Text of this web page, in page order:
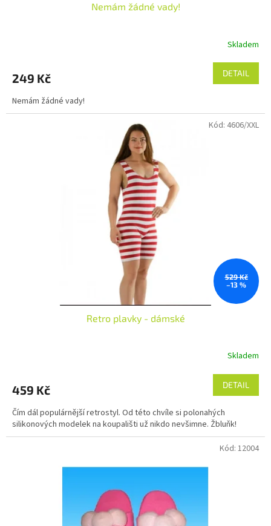
Nemám žádné vady!
Skladem
249 Kč DETAIL
Nemám žádné vady!
529 Kč
–13 %
Retro plavky - dámské
Skladem
459 Kč DETAIL
Čím dál populárnější retrostyl. Od této chvíle si polonahých
silikonových modelek na koupališti už nikdo nevšimne. Žbluňk!
Kód: 4606/XXL
Kód: 12004